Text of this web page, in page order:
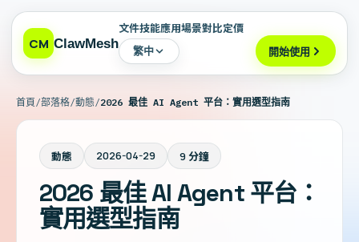
CM ClawMesh
文件技能應用場景對比定價
繁中 開始使用
首頁 /部落格/動態 /2026 最佳 AI Agent 平台：實用選型指南
動態 2026-04-29 9 分鐘
2026 最佳 AI Agent 平台：
實用選型指南